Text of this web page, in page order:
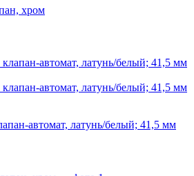
хром
автомат, латунь/белый; 41,5 мм